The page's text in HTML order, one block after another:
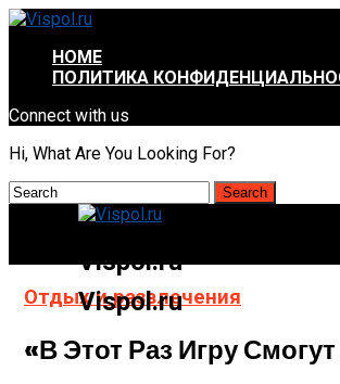
HOME
ПОЛИТИКА
Connect with us
Hi, What Are You Looking For?
Vispol.ru
Vispol.ru
Отдых и развлечения
«В Этот Раз Игру